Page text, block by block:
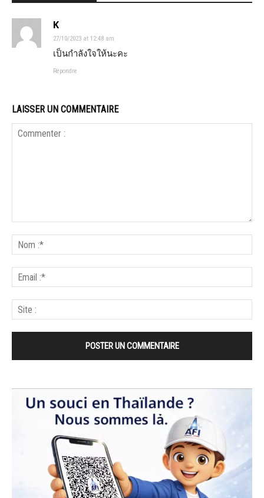
K
27/10/2023 at 12:48 am
เป็นกำลังใจให้นะคะ
Répondre
LAISSER UN COMMENTAIRE